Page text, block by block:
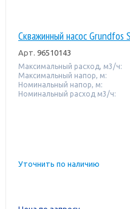
Скважинный насос Grundfos
Арт. 96510143
Максимальный расход, м3/ч:
Максимальный напор, м:
Номинальный напор, м:
Номинальный расход м3/ч:
Уточнить по наличию